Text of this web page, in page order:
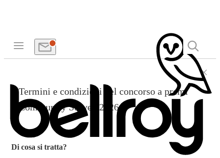
Termini e condizioni del concorso a premi
Community Survey 2026
Di cosa si tratta?